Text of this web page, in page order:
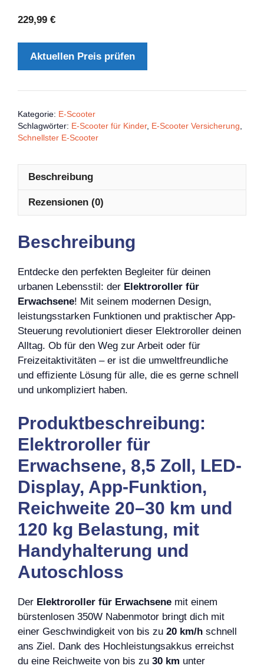
229,99 €
Aktuellen Preis prüfen
Kategorie: E-Scooter
Schlagwörter: E-Scooter für Kinder, E-Scooter Versicherung
Schnellster E-Scooter
Beschreibung
Rezensionen (0)
Beschreibung
Entdecke den perfekten Begleiter für deinen
urbanen Lebensstil: der Elektroroller für
Erwachsene! Mit seinem modernen Design,
leistungsstarken Funktionen und praktischer App-
Steuerung revolutioniert dieser Elektroroller deinen
Alltag. Ob für den Weg zur Arbeit oder für
Freizeitaktivitäten – er ist die umweltfreundliche
und effiziente Lösung für alle, die es gerne schnell
und unkompliziert haben.
Produktbeschreibung:
Elektroroller für
Erwachsene, 8,5 Zoll, LED-
Display, App-Funktion,
Reichweite 20–30 km und
120 kg Belastung, mit
Handyhalterung und
Autoschloss
Der Elektroroller für Erwachsene mit einem
bürstenlosen 350W Nabenmotor bringt dich mit
einer Geschwindigkeit von bis zu 20 km/h schnell
ans Ziel. Dank des Hochleistungsakkus erreichst
du eine Reichweite von bis zu 30 km unter